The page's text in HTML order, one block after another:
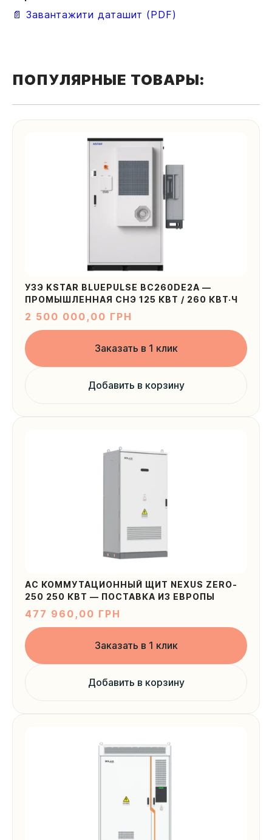
📄 Завантажити даташит (PDF)
ПОПУЛЯРНЫЕ ТОВАРЫ:
УЗЭ KSTAR BLUEPULSE BC260DE2A —
ПРОМЫШЛЕННАЯ СНЭ 125 КВТ / 260 КВТ·Ч
2 500 000,00 ГРН
Заказать в 1 клик
Добавить в корзину
AC КОММУТАЦИОННЫЙ ЩИТ NEXUS ZERO-
250 250 КВТ — ПОСТАВКА ИЗ ЕВРОПЫ
477 960,00 ГРН
Заказать в 1 клик
Добавить в корзину
Ваша локация